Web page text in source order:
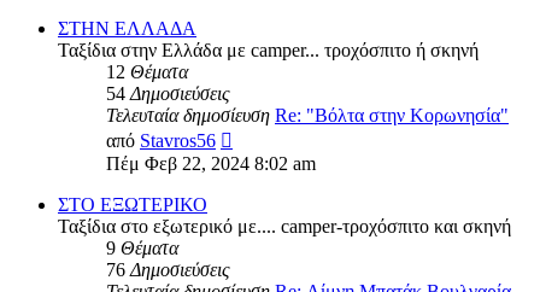
ΣΤΗΝ ΕΛΛΑΔΑ
Ταξίδια στην Ελλάδα με camper... τροχόσπιτο ή σκηνή
12 Θέματα
54Δημοσιεύσεις
Τελευταία δημοσίευση Re: "Βόλτα στην Κορωνησία"
από Stavros56
της
Πέμ Φεβ 22, 2024 8:02 am
ΣΤΟ ΕΞΩΤΕΡΙΚΟ
Ταξίδια στο εξωτερικό με.... camper-τροχόσπιτο και σκηνή
9 Θέματα
76Δημοσιεύσεις